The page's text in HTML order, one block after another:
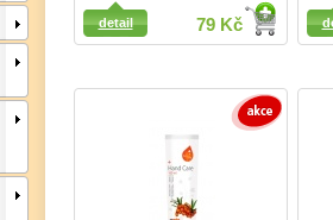
79 Kč
detail
Detail